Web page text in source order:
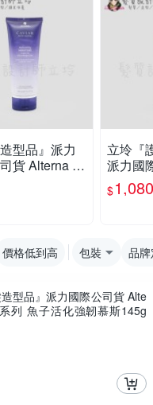
型品』派力
貨 Alterna C
魚子保濕凍10
HM16
立坽『
派力國
na
魚子活
$1,080
價格低到高 包裝 品
型品』派力國際公司貨 Alte
列 魚子活化強韌慕斯145g